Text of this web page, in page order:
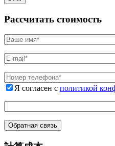
Рассчитать стоимость
Я согласен с политикой